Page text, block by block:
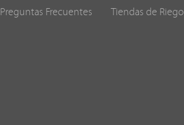
Preguntas Frecuentes
Tiendas de Riego